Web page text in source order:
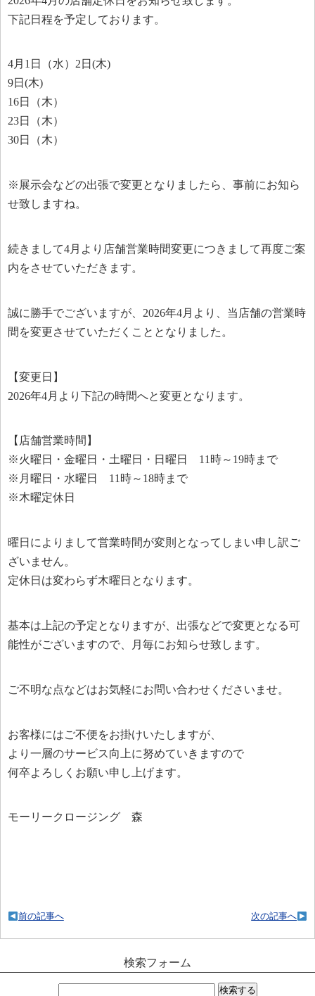
下記日程を予定しております。
4月1日（水）2日(木)
9日(木)
16日（木）
23日（木）
30日（木）
※展示会などの出張で変更となりましたら、事前にお知ら
せ致しますね。
続きまして4月より店舗営業時間変更につきまして再度ご案
内をさせていただきます。
誠に勝手でございますが、2026年4月より、当店舗の営業時
間を変更させていただくこととなりました。
【変更日】
2026年4月より下記の時間へと変更となります。
【店舗営業時間】
※火曜日・金曜日・土曜日・日曜日 11時～19時まで
※月曜日・水曜日 11時～18時まで
※木曜定休日
曜日によりまして営業時間が変則となってしまい申し訳ご
ざいません。
定休日は変わらず木曜日となります。
基本は上記の予定となりますが、出張などで変更となる可
能性がございますので、月毎にお知らせ致します。
ご不明な点などはお気軽にお問い合わせくださいませ。
お客様にはご不便をお掛けいたしますが、
より一層のサービス向上に努めていきますので
何卒よろしくお願い申し上げます。
モーリークロージング 森
次の記事へ
前の記事へ
検索フォーム